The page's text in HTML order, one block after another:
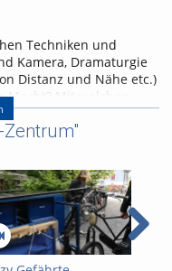
Techniken und
Kamera, Dramaturgie
Distanz und Nähe etc.)
Mit welchen
(Foucault, Bourdieu,
Besonders
Impulsvortrag:
CNRS, Paris 13
Zentrum"